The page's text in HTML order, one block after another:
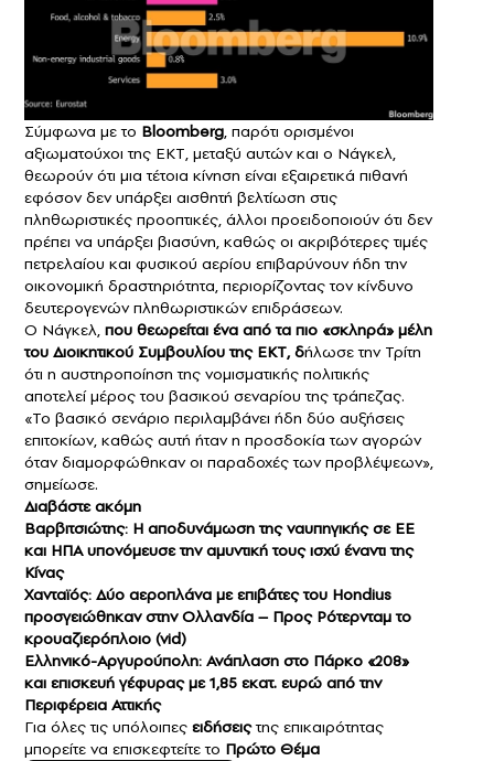
Σύμφωνα με το Bloomberg, παρότι ορισμένοι
αξιωματούχοι της ΕΚΤ, μεταξύ αυτών και ο Νάγκελ,
θεωρούν ότι μια τέτοια κίνηση είναι εξαιρετικά πιθανή
εφόσον δεν υπάρξει αισθητή βελτίωση στις
πληθωριστικές προοπτικές, άλλοι προειδοποιούν ότι δεν
πρέπει να υπάρξει βιασύνη, καθώς οι ακριβότερες τιμές
πετρελαίου και φυσικού αερίου επιβαρύνουν ήδη την
οικονομική δραστηριότητα, περιορίζοντας τον κίνδυνο
δευτερογενών πληθωριστικών επιδράσεων.
Ο Νάγκελ, που θεωρείται ένα από τα πιο «σκληρά» μέλη
του Διοικητικού Συμβουλίου της ΕΚΤ, δήλωσε την Τρίτη
ότι η αυστηροποίηση της νομισματικής πολιτικής
αποτελεί μέρος του βασικού σεναρίου της τράπεζας.
«Το βασικό σενάριο περιλαμβάνει ήδη δύο αυξήσεις
επιτοκίων, καθώς αυτή ήταν η προσδοκία των αγορών
όταν διαμορφώθηκαν οι παραδοχές των προβλέψεων»,
σημείωσε.
Διαβάστε ακόμη
Βαρβιτσιώτης: Η αποδυνάμωση της ναυπηγικής σε ΕΕ
και ΗΠΑ υπονόμευσε την αμυντική τους ισχύ έναντι της
Κίνας
Χανταϊός: Δύο αεροπλάνα με επιβάτες του Hondius
προσγειώθηκαν στην Ολλανδία – Προς Ρότερνταμ το
κρουαζιερόπλοιο (vid)
Ελληνικό-Αργυρούπολη: Ανάπλαση στο Πάρκο «208»
και επισκευή γέφυρας με 1,85 εκατ. ευρώ από την
Περιφέρεια Αττικής
Για όλες τις υπόλοιπες ειδήσειςτης επικαιρότητας
μπορείτε να επισκεφτείτε το Πρώτο Θέμα